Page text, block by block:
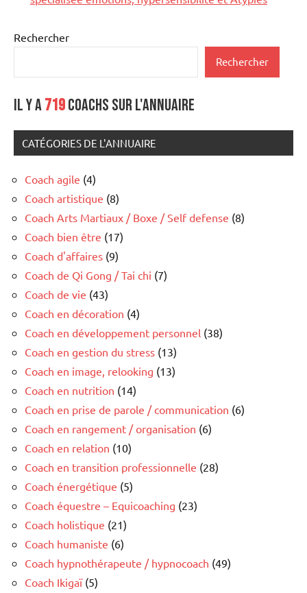
Rechercher
Rechercher
Il y a719coachs sur l'annuaire
CATÉGORIES DE L'ANNUAIRE
Coach agile (4)
Coach artistique (8)
Coach Arts Martiaux / Boxe / Self defense (8)
Coach bien être (17)
Coach d'affaires (9)
Coach de Qi Gong / Tai chi (7)
Coach de vie (43)
Coach en décoration (4)
Coach en développement personnel (38)
Coach en gestion du stress (13)
Coach en image, relooking (13)
Coach en nutrition (14)
Coach en prise de parole / communication (6)
Coach en rangement / organisation (6)
Coach en relation (10)
Coach en transition professionnelle (28)
Coach énergétique (5)
Coach équestre – Equicoaching (23)
Coach holistique (21)
Coach humaniste (6)
Coach hypnothérapeute / hypnocoach (49)
Coach Ikigaï(5)